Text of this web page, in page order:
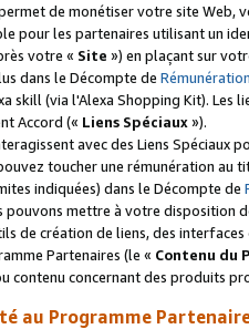
de monétiser votre site Web,
pour les partenaires utilisant un
votre « Site ») en plaçant sur
dans le Décompte de
skill (via l'Alexa Shopping Kit).
Accord (« Liens Spéciaux»).
avec des Liens Spéciaux
toucher une rémunération
indiquées) dans le Décompte de
pouvons mettre à votre disposition
de création de liens, des
Partenaires (le « Contenu du
concernant des produits
au Programme